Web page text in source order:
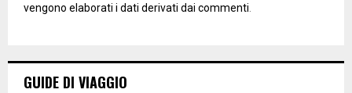
vengono elaborati i dati derivati dai commenti
GUIDE DI VIAGGIO